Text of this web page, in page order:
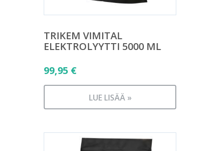
TRIKEM VIMITAL
ELEKTROLYYTTI 5000 ML
99,95 €
LUE LISÄÄ »